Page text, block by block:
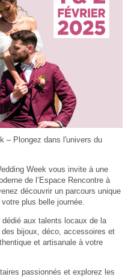
– Plongez dans l'univers du
Week vous invite à une
de l’Espace Rencontre à
découvrir un parcours unique
plus belle journée.
aux talents locaux de la
bijoux, déco, accessoires et
et artisanale à votre
passionnés et explorez les